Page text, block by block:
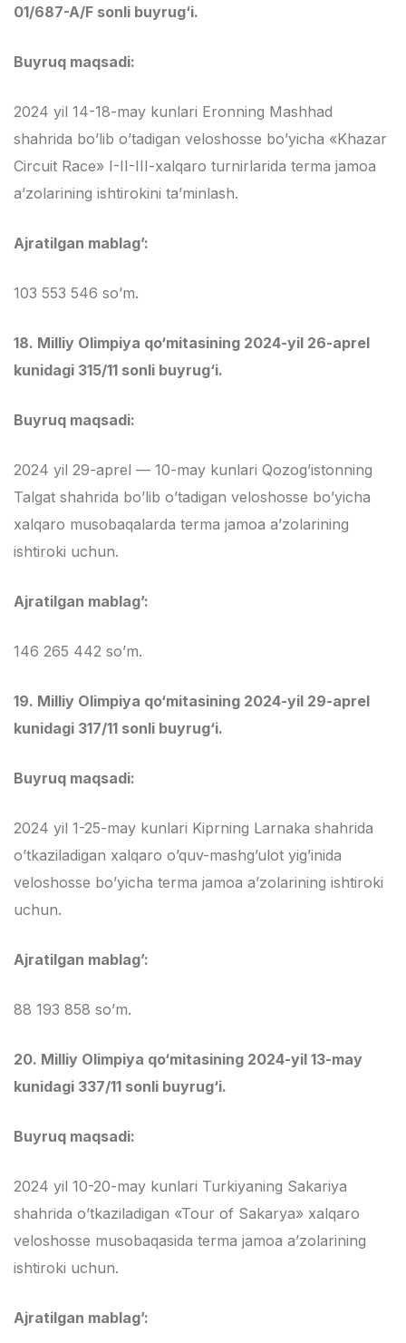
01/687-A/F sonli buyrug‘i.
Buyruq maqsadi:
2024 yil 14-18-may kunlari Eronning Mashhad
shahrida bo’lib o’tadigan veloshosse bo’yicha «Khazar
Circuit Race» I-II-III-xalqaro turnirlarida terma jamoa
a’zolarining ishtirokini ta’minlash.
Ajratilgan mablag’:
103 553 546 so’m.
18. Milliy Olimpiya qo‘mitasining 2024-yil 26-aprel
kunidagi 315/11 sonli buyrug‘i.
Buyruq maqsadi:
2024 yil 29-aprel — 10-may kunlari Qozog’istonning
Talgat shahrida bo’lib o’tadigan veloshosse bo’yicha
xalqaro musobaqalarda terma jamoa a’zolarining
ishtiroki uchun.
Ajratilgan mablag’:
146 265 442 so’m.
19. Milliy Olimpiya qo‘mitasining 2024-yil 29-aprel
kunidagi 317/11 sonli buyrug‘i.
Buyruq maqsadi:
2024 yil 1-25-may kunlari Kiprning Larnaka shahrida
o’tkaziladigan xalqaro o’quv-mashg’ulot yig’inida
veloshosse bo’yicha terma jamoa a’zolarining ishtiroki
uchun.
Ajratilgan mablag’:
88 193 858 so’m.
20. Milliy Olimpiya qo‘mitasining 2024-yil 13-may
kunidagi 337/11 sonli buyrug‘i.
Buyruq maqsadi:
2024 yil 10-20-may kunlari Turkiyaning Sakariya
shahrida o’tkaziladigan «Tour of Sakarya» xalqaro
veloshosse musobaqasida terma jamoa a’zolarining
ishtiroki uchun.
Ajratilgan mablag’: